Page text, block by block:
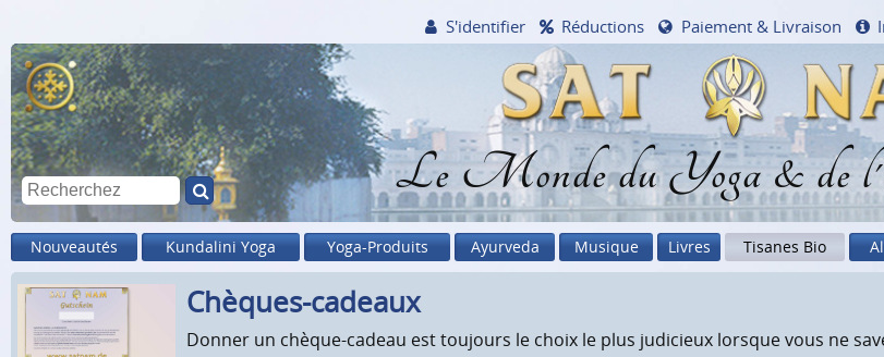
Le Monde du Yoga & de
S'identifier Réductions Paiement & Livraison
Nouveautés Kundalini Yoga Yoga-Produits Ayurveda Musique Livres Tisanes Bio
Chèques-cadeaux
Donner un chèque-cadeau est toujours le choix le plus judicieux lorsque vous ne